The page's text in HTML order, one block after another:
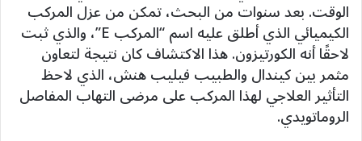
الوقت. بعد سنوات من البحث، تمكن من عزل المركب
الكيميائي الذي أطلق عليه اسم “المركب E”، والذي ثبت
لاحقًا أنه الكورتيزون. هذا الاكتشاف كان نتيجة لتعاون
مثمر بين كيندال والطبيب فيليب هنش، الذي لاحظ
التأثير العلاجي لهذا المركب على مرضى التهاب المفاصل
الروماتويدي.